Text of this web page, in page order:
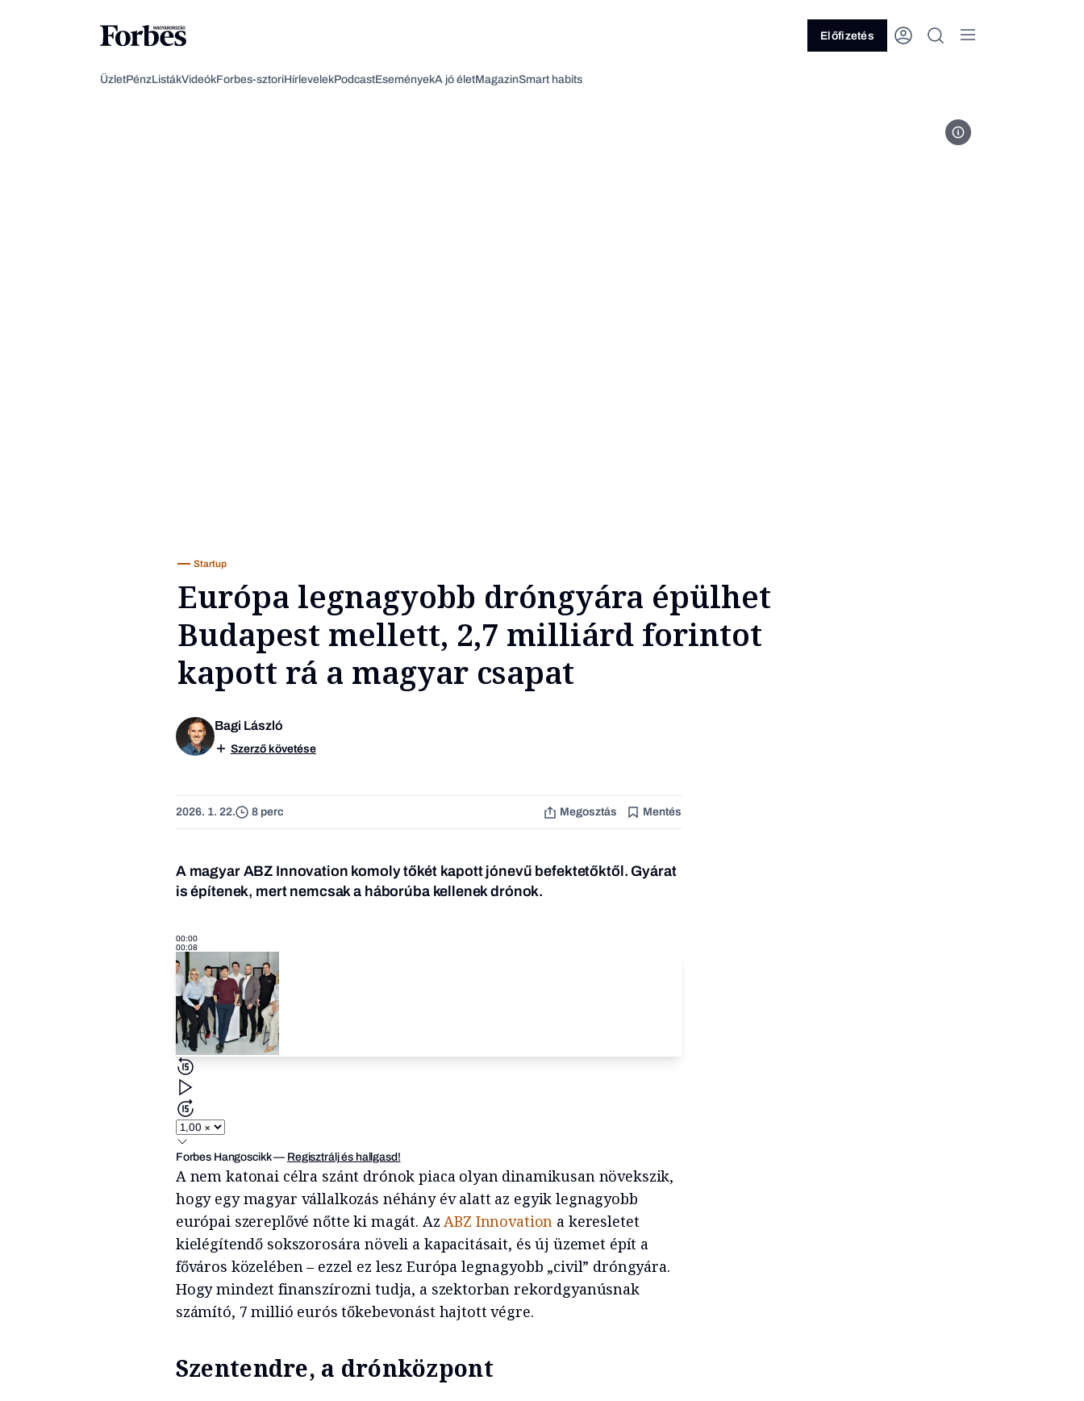
Előfizetés
ÜzletPénzListákVideókForbes-sztoriHírlevelekPodcastEseményekA jó életMagazinSmart habits
Fotó: ABZ Drone
Startup
Európa legnagyobb dróngyára épülhet
Budapest mellett, 2,7 milliárd forintot
kapott rá a magyar csapat
Bagi László
Szerző követése
2026. 1. 22. 8 perc Megosztás Mentés
A magyar ABZ Innovation komoly tőkét kapott jónevű befektetőktől. Gyárat
is építenek, mert nemcsak a háborúba kellenek drónok.
00:00
00:08
Forbes Hangoscikk— Regisztrálj és hallgasd!
A nem katonai célra szánt drónok piaca olyan dinamikusan növekszik,
hogy egy magyar vállalkozás néhány év alatt az egyik legnagyobb
európai szereplővé nőtte ki magát. Az ABZ Innovation a keresletet
kielégítendő sokszorosára növeli a kapacitásait, és új üzemet épít a
főváros közelében – ezzel ez lesz Európa legnagyobb „civil” dróngyára.
Hogy mindezt finanszírozni tudja, a szektorban rekordgyanúsnak
számító, 7 millió eurós tőkebevonást hajtott végre.
Szentendre, a drónközpont